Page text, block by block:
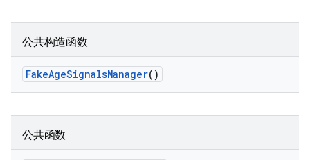
公共构造函数
FakeAgeSignalsManager()
公共函数